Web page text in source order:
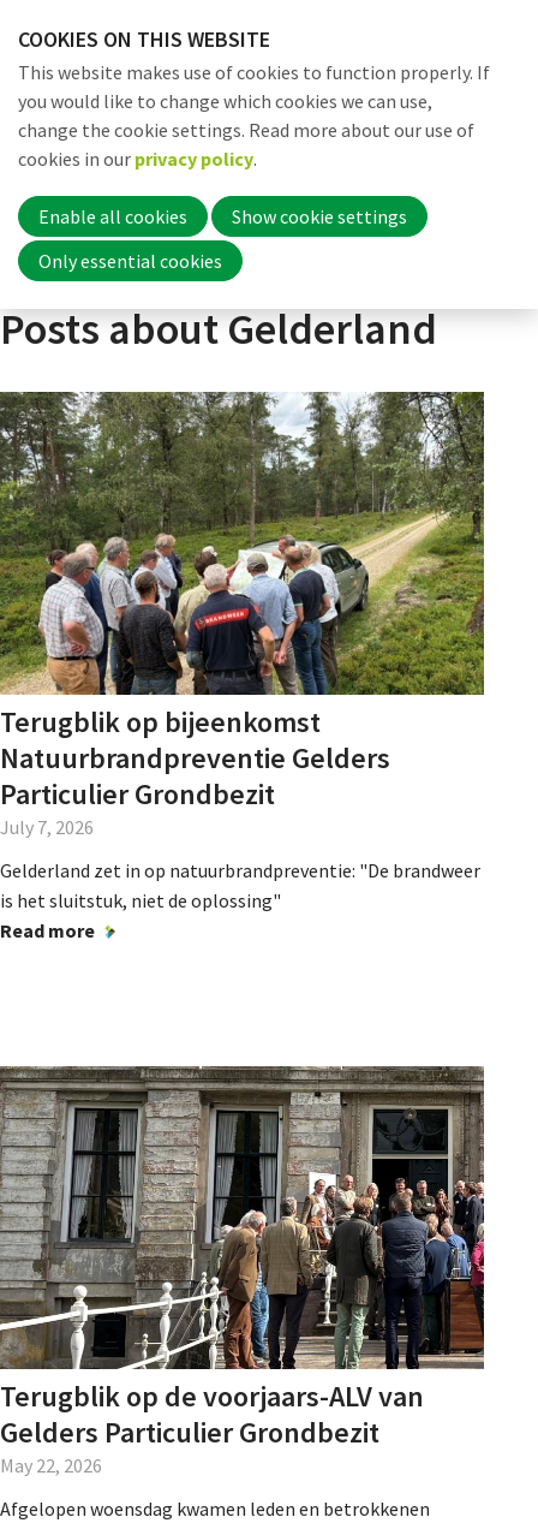
links
Jump
to
navigation
to
main
content
Actueel Nieuws Posts about Gelderland
Posts about Gelderland
Terugblik op bijeenkomst
Natuurbrandpreventie Gelders
Particulier Grondbezit
July 7, 2026
Gelderland zet in op natuurbrandpreventie: "De brandweer
is het sluitstuk, niet de oplossing"
Read more
Terugblik op de voorjaars-ALV van
Gelders Particulier Grondbezit
May 22, 2026
Afgelopen woensdag kwamen leden en betrokkenen
Home
Actueel
Nieuws
Agenda
Nieuwsbrief
About us
De Landeigenaar
Contact
COOKIES ON THIS WEBSITE
This website makes use of cookies to function properly. If
you would like to change which cookies we can use,
change the cookie settings. Read more about our use of
cookies in our privacy policy.
Enable all cookies
Show cookie settings
Only essential cookies